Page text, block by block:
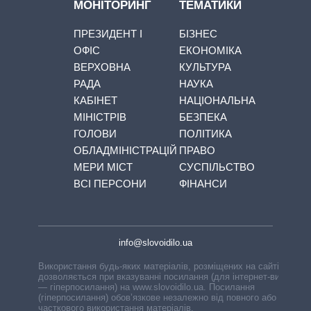
МОНІТОРИНГ
ПРЕЗИДЕНТ І
ОФІС
ВЕРХОВНА
РАДА
КАБІНЕТ
МІНІСТРІВ
ГОЛОВИ
ОБЛАДМІНІСТРАЦІЙ
МЕРИ МІСТ
ВСІ ПЕРСОНИ
ТЕМАТИКИ
БІЗНЕС
ЕКОНОМІКА
КУЛЬТУРА
НАУКА
НАЦІОНАЛЬНА
БЕЗПЕКА
ПОЛІТИКА
ПРАВО
СУСПІЛЬСТВО
ФІНАНСИ
info@slovoidilo.ua
Використання будь-яких матеріалів, розміщених на сайті,
дозволяється при вказуванні посилання (для інтернет-видань
— гіперпосилання) на www.slovoidilo.ua. Посилання
(гіперпосилання) обов’язкове незалежно від повного або
часткового використання матеріалів.